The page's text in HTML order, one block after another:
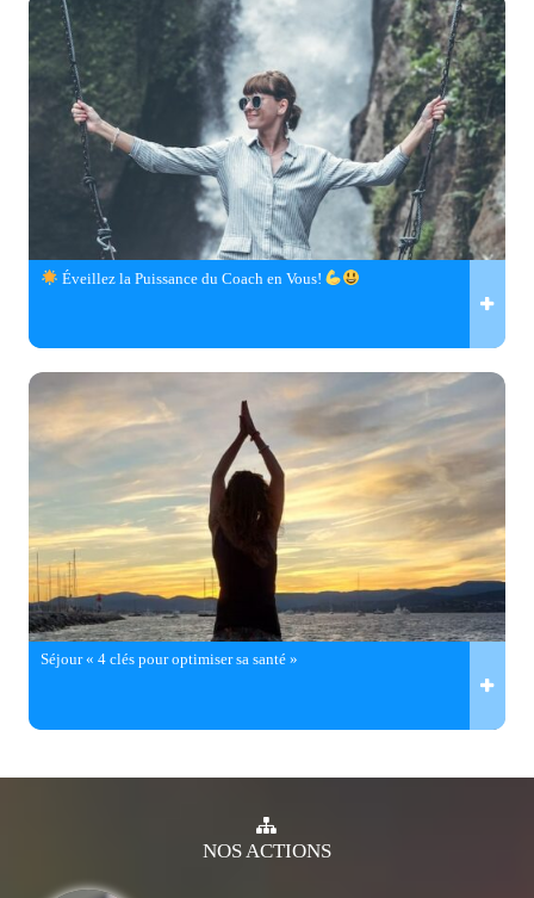
Éveillez la Puissance du Coach en Vous!
Séjour « 4 clés pour optimiser sa santé »
NOSACTIONS